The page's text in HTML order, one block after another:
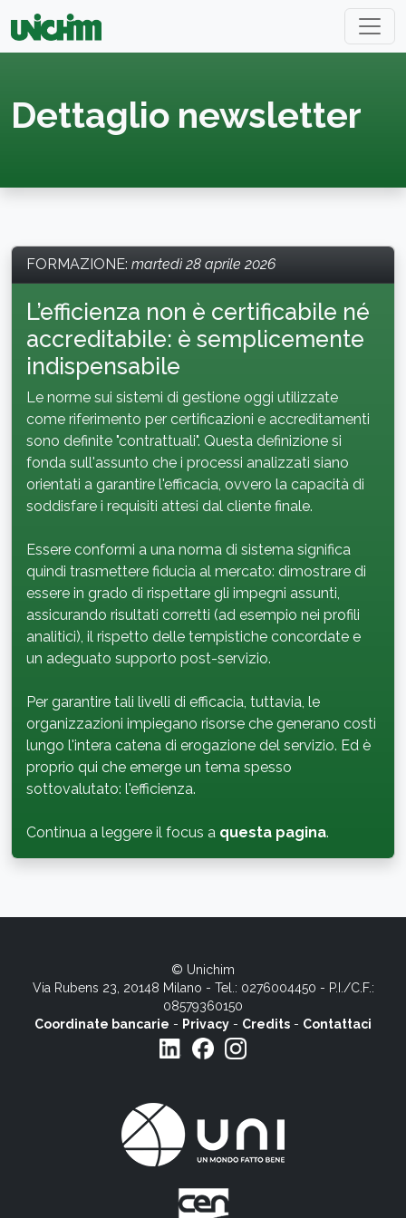
Dettaglio newsletter
FORMAZIONE: martedì 28 aprile 2026
L’efficienza non è certificabile né
accreditabile: è semplicemente
indispensabile
Le norme sui sistemi di gestione oggi utilizzate
come riferimento per certificazioni e accreditamenti
sono definite "contrattuali". Questa definizione si
fonda sull'assunto che i processi analizzati siano
orientati a garantire l'efficacia, ovvero la capacità di
soddisfare i requisiti attesi dal cliente finale.
Essere conformi a una norma di sistema significa
quindi trasmettere fiducia al mercato: dimostrare di
essere in grado di rispettare gli impegni assunti,
assicurando risultati corretti (ad esempio nei profili
analitici), il rispetto delle tempistiche concordate e
un adeguato supporto post-servizio.
Per garantire tali livelli di efficacia, tuttavia, le
organizzazioni impiegano risorse che generano costi
lungo l'intera catena di erogazione del servizio. Ed è
proprio qui che emerge un tema spesso
sottovalutato: l'efficienza.
Continua a leggere il focus a questa pagina.
© Unichim
Via Rubens 23, 20148 Milano - Tel.: 0276004450 - P.I./C.F.:
08579360150
Coordinate bancarie - Privacy - Credits - Contattaci